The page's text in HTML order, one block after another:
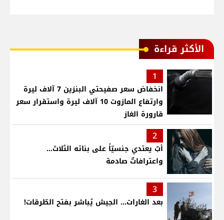
الأكثر قراءة
1
انخفاض سعر صفيحتي البنزين 7 آلاف ليرة
وارتفاع المازوت 10 آلاف ليرة واستقرار سعر
قارورة الغاز
2
أبٌ يعتدي جنسيّاً على بناته الثلاث…
واعترافاتٌ صادمة
3
بعد الغارات... الجيش يُباشر بفتح الطّرقات!